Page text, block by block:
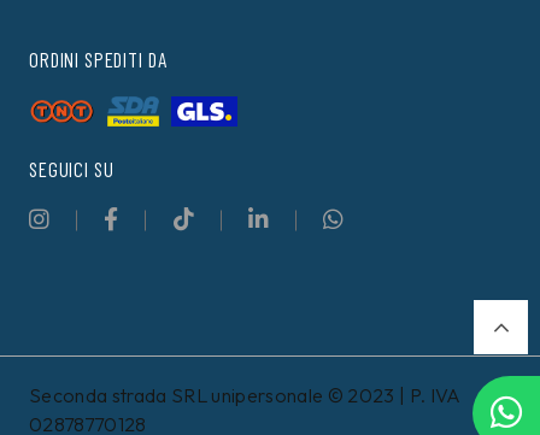
ORDINI SPEDITI DA
SEGUICI SU
Seconda strada SRL unipersonale © 2023 | P. IVA
02878770128